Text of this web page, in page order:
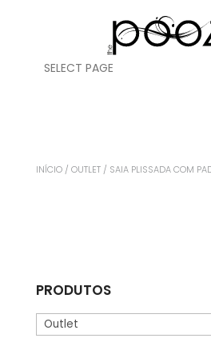
SELECT PAGE
INÍCIO/ OUTLET/ SAIA PLISSADA COM
PRODUTOS